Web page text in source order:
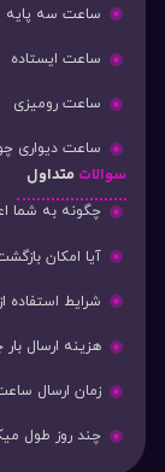
ساعت سه پایه
ساعت ایستاده
ساعت رومیزی
ساعت دیواری
سوالات متداول
چگونه به شما
آیا امکان
شرایط
هزینه ارسال
زمان ارسال
چند روز طول